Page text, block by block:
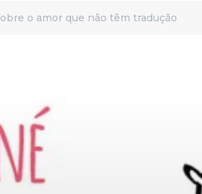
o amor que não têm tradução